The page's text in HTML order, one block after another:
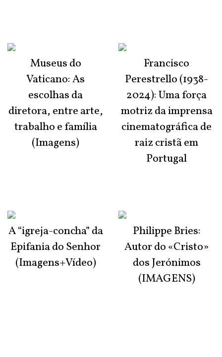
Museus do
Vaticano: As
escolhas da
diretora, entre arte,
trabalho e família
(Imagens)
A “igreja-concha” da
Epifania do Senhor
(Imagens+Vídeo)
Francisco
Perestrello (1938-
2024): Uma força
motriz da imprensa
cinematográfica de
raiz cristã em
Portugal
Philippe Bries:
Autor do «Cristo»
dos Jerónimos
(IMAGENS)